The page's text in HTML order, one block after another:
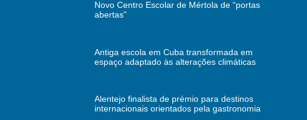
Novo Centro Escolar de Mértola de “portas
abertas”
Antiga escola em Cuba transformada em
espaço adaptado às alterações climáticas
Alentejo finalista de prémio para destinos
internacionais orientados pela gastronomia